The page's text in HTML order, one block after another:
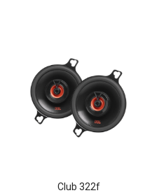
club 322f